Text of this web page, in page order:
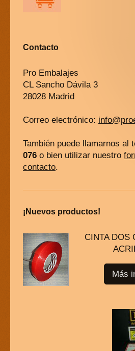
Contacto
Pro Embalajes
CL Sancho Dávila 3
28028 Madrid
Correo electrónico:
También puede llamarnos al
076 o bien utilizar nuestro
contacto.
¡Nuevos productos!
CINTA DOS
Más